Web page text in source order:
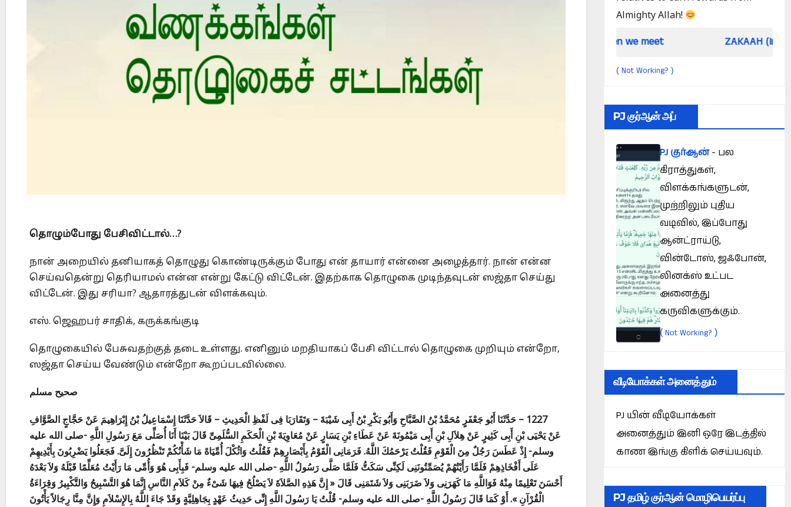
தொழும்போது பேசிவிட்டால்…?
நான் அறையில் தனியாகத் தொழுது கொண்டிருக்கும் போது என் தாயார் என்னை அழைத்தார். நான் என்ன
செய்வதென்று தெரியாமல் என்ன என்று கேட்டு விட்டேன். இதற்காக தொழுகை முடிந்தவுடன் ஸஜ்தா செய்து
விட்டேன். இது சரியா? ஆதாரத்துடன் விளக்கவும்.
எஸ். ஜெஹபர் சாதிக், கருக்கங்குடி
தொழுகையில் பேசுவதற்குத் தடை உள்ளது. எனினும் மறதியாகப் பேசி விட்டால் தொழுகை முறியும் என்றோ,
ஸஜ்தா செய்ய வேண்டும் என்றோ கூறப்படவில்லை.
صحيح مسلم
1227 – حَدَّثَنَا أَبُو جَعْفَرٍ مُحَمَّدُ بْنُ الصَّبَّاحِ وَأَبُو بَكْرِ بْنُ أَبِى شَيْبَةَ – وَتَقَارَبَا فِى لَفْظِ الْحَدِيثِ – قَالاَ حَدَّثَنَا إِسْمَاعِيلُ بْنُ إِبْرَاهِيمَ عَنْ حَجَّاجٍ الصَّوَّافِ
عَنْ يَحْيَى بْنِ أَبِى كَثِيرٍ عَنْ هِلاَلِ بْنِ أَبِى مَيْمُونَةَ عَنْ عَطَاءِ بْنِ يَسَارٍ عَنْ مُعَاوِيَةَ بْنِ الْحَكَمِ السُّلَمِىِّ قَالَ بَيْنَا أَنَا أُصَلِّى مَعَ رَسُولِ اللَّهِ -صلى الله عليه
وسلم- إِذْ عَطَسَ رَجُلٌ مِنَ الْقَوْمِ فَقُلْتُ يَرْحَمُكَ اللَّهُ. فَرَمَانِى الْقَوْمُ بِأَبْصَارِهِمْ فَقُلْتُ وَاثُكْلَ أُمِّيَاهْ مَا شَأْنُكُمْ تَنْظُرُونَ إِلَىَّ. فَجَعَلُوا يَضْرِبُونَ بِأَيْدِيهِمْ
عَلَى أَفْخَاذِهِمْ فَلَمَّا رَأَيْتُهُمْ يُصَمِّتُونَنِى لَكِنِّى سَكَتُّ فَلَمَّا صَلَّى رَسُولُ اللَّهِ -صلى الله عليه وسلم- فَبِأَبِى هُوَ وَأُمِّى مَا رَأَيْتُ مُعَلِّمًا قَبْلَهُ وَلاَ بَعْدَهُ
أَحْسَنَ تَعْلِيمًا مِنْهُ فَوَاللَّهِ مَا كَهَرَنِى وَلاَ ضَرَبَنِى وَلاَ شَتَمَنِى قَالَ « إِنَّ هَذِهِ الصَّلاَةَ لاَ يَصْلُحُ فِيهَا شَىْءٌ مِنْ كَلاَمِ النَّاسِ إِنَّمَا هُوَ التَّسْبِيحُ وَالتَّكْبِيرُ وَقِرَاءَةُ
الْقُرْآنِ ». أَوْ كَمَا قَالَ رَسُولُ اللَّهِ -صلى الله عليه وسلم- قُلْتُ يَا رَسُولَ اللَّهِ إِنِّى حَدِيثُ عَهْدٍ بِجَاهِلِيَّةٍ وَقَدْ جَاءَ اللَّهُ بِالإِسْلاَمِ وَإِنَّ مِنَّا رِجَالاً يَأْتُونَ
Almighty Allah!
Did Jesus Resurrect on Sunday or Monday? Is Prophet Muhammad superior to Jesus? ZAKAAH (In the light of
( Not Working? )
PJ குர்ஆன் அப்
PJ குர்ஆன்- பல
கிராத்துகள்,
விளக்கங்களுடன்,
முற்றிலும் புதிய
வடிவில், இப்போது
ஆன்ட்ராய்டு,
வின்டோஸ், ஜஃபோன்,
லினக்ஸ் உட்பட
அனைத்து
கருவிகளுக்கும்.
(Not Working? )
வீடியோக்கள் அனைத்தும்
PJ யின் வீடியோக்கள்
அனைத்தும் இனி ஒரே இடத்தில்
காண இங்கு கிளிக் செய்யவும்.
PJ தமிழ் குர்ஆன் மொழிபெயர்ப்பு